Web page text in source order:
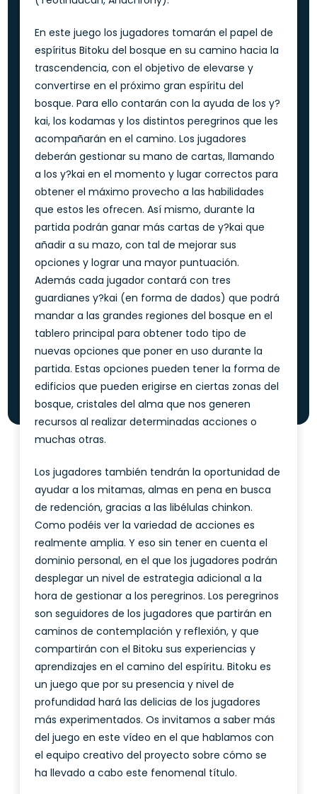
En este juego los jugadores tomarán el papel de
espíritus Bitoku del bosque en su camino hacia la
trascendencia, con el objetivo de elevarse y
convertirse en el próximo gran espíritu del
bosque. Para ello contarán con la ayuda de los y?
kai, los kodamas y los distintos peregrinos que les
acompañarán en el camino. Los jugadores
deberán gestionar su mano de cartas, llamando
a los y?kai en el momento y lugar correctos para
obtener el máximo provecho a las habilidades
que estos les ofrecen. Así mismo, durante la
partida podrán ganar más cartas de y?kai que
añadir a su mazo, con tal de mejorar sus
opciones y lograr una mayor puntuación.
Además cada jugador contará con tres
guardianes y?kai (en forma de dados) que podrá
mandar a las grandes regiones del bosque en el
tablero principal para obtener todo tipo de
nuevas opciones que poner en uso durante la
partida. Estas opciones pueden tener la forma de
edificios que pueden erigirse en ciertas zonas del
bosque, cristales del alma que nos generen
recursos al realizar determinadas acciones o
muchas otras.
Los jugadores también tendrán la oportunidad de
ayudar a los mitamas, almas en pena en busca
de redención, gracias a las libélulas chinkon.
Como podéis ver la variedad de acciones es
realmente amplia. Y eso sin tener en cuenta el
dominio personal, en el que los jugadores podrán
desplegar un nivel de estrategia adicional a la
hora de gestionar a los peregrinos. Los peregrinos
son seguidores de los jugadores que partirán en
caminos de contemplación y reflexión, y que
compartirán con el Bitoku sus experiencias y
aprendizajes en el camino del espíritu. Bitoku es
un juego que por su presencia y nivel de
profundidad hará las delicias de los jugadores
más experimentados. Os invitamos a saber más
del juego en este vídeo en el que hablamos con
el equipo creativo del proyecto sobre cómo se
ha llevado a cabo este fenomenal título.